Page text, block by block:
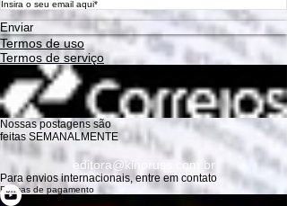
Enviar
Termos de uso
Termos de serviço
Nossas postagens são
feitas SEMANALMENTE
editora@kinoruss.com.br
Para envios internacionais, entre em contato
Formas de pagamento